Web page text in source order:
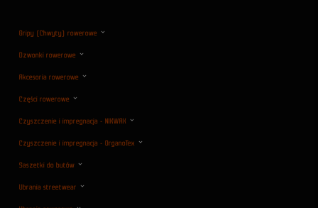
Gripy (Chwyty) rowerowe
Dzwonki rowerowe
Akcesoria rowerowe
Części rowerowe
Czyszczenie i impregnacja - NIKWAX
Czyszczenie i impregnacja - OrganoTex
Saszetki do butów
Ubrania streetwear